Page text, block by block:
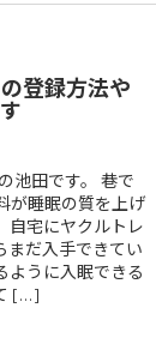
登録方法や
池田です。 巷で
が睡眠の質を上げ
自宅にヤクルトレ
まだ入手できてい
ように入眠できる
[…]